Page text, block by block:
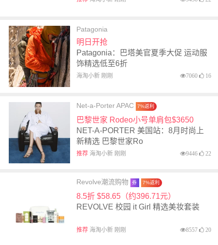
Patagonia
明日开抢
Patagonia：巴塔美官夏季大促 运动服
饰精选低至6折
海淘小新 刚刚 7060 16
Net-a-Porter APAC 7%返利
巴黎世家 Rodeo小号单肩包$3650
NET-A-PORTER 美国站：8月时尚上
新精选 巴黎世家Ro
推荐海淘小新 刚刚 9446 22
Revolve潮流购物 券 7%返利
8.5折 $58.65（约396.71元）
REVOLVE 校园 it Girl 精选美妆套装
推荐海淘小新 刚刚 8557 20